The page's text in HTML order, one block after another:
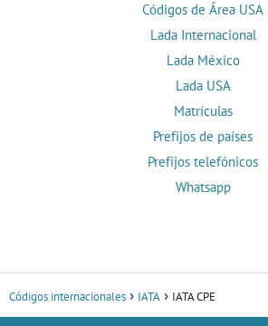
Códigos de Área USA
Lada Internacional
Lada México
Lada USA
Matrículas
Prefijos de países
Prefijos telefónicos
Whatsapp
Códigos internacionales IATA IATA CPE